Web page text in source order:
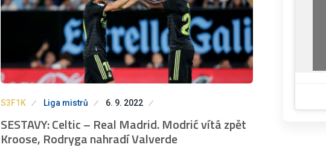
S3F1K Liga mistrů 6. 9. 2022
SESTAVY: Celtic – Real Madrid. Modrić vítá zpět
Kroose, Rodryga nahradí Valverde